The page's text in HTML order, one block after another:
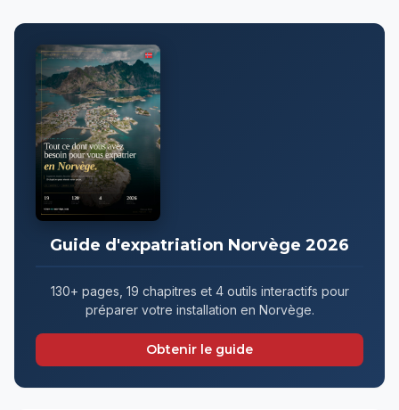
Guide d'expatriation Norvège 2026
130+ pages, 19 chapitres et 4 outils interactifs pour
préparer votre installation en Norvège.
Obtenir le guide